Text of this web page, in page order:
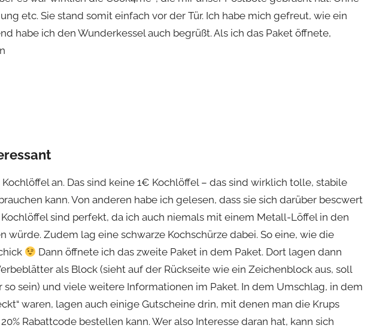
etc. Sie stand somit einfach vor der Tür. Ich habe mich gefreut, wie ein
habe ich den Wunderkessel auch begrüßt. Als ich das Paket öffnete,
an. Das sind keine 1€ Kochlöffel – das sind wirklich tolle, stabile
kann. Von anderen habe ich gelesen, dass sie sich darüber bescwert
Kochlöffel sind perfekt, da ich auch niemals mit einem Metall-Löffel in den
würde. Zudem lag eine schwarze Kochschürze dabei. So eine, wie die
Dann öffnete ich das zweite Paket in dem Paket. Dort lagen dann
als Block (sieht auf der Rückseite wie ein Zeichenblock aus, soll
sein) und viele weitere Informationen im Paket. In dem Umschlag, in dem
waren, lagen auch einige Gutscheine drin, mit denen man die Krups
Rabattcode bestellen kann. Wer also Interesse daran hat, kann sich